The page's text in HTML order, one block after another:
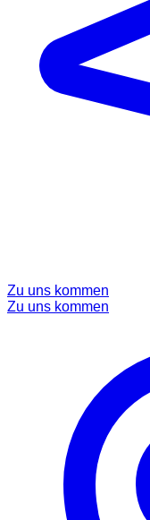
Zu uns kommen
Zu uns kommen